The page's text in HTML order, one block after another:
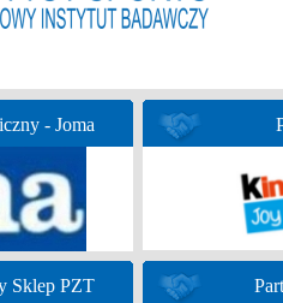
- Joma
Sklep PZT